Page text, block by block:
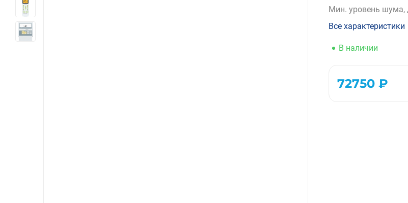
Компрессорно-конденсаторные блоки
Крышные кондиционеры
Расходные материалы монтажа
Мин. уровень шума,
Все характеристики
В наличии
72750 ₽